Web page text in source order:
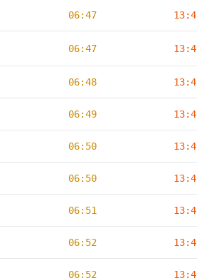
06:47
06:47
06:48
06:49
06:50
06:50
06:51
06:52
06:52